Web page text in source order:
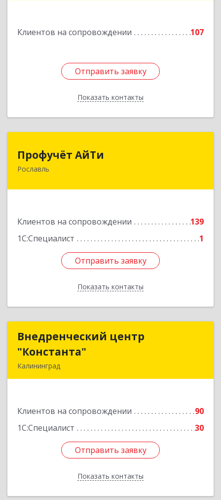
Клиентов на сопровождении 107
Отправить заявку
Показать контакты
Отправить заявку
Назад
Профучёт АйТи
Рославль
Клиентов на сопровождении
139
1С:Специалист
1
Отправить заявку
Показать контакты
216500, Смоленская обл, Рославльский р-н,
Отправить заявку
Назад
Внедренческий центр
"Константа"
Калининград
Клиентов на сопровождении
90
1С:Специалист
30
Отправить заявку
Показать контакты
Внедренческий центр
Подробнее
Отправить заявку
Назад